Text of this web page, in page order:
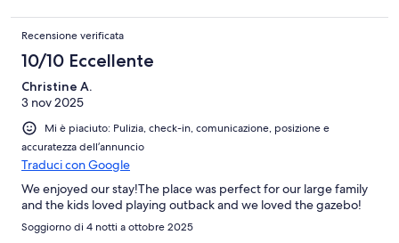
Recensione verificata
10/10 Eccellente
Christine A.
3 nov 2025
Mi è piaciuto: Pulizia, check-in, comunicazione, posizione e
accuratezza dell’annuncio
Traduci con Google
We enjoyed our stay!The place was perfect for our large family
and the kids loved playing outback and we loved the gazebo!
Soggiorno di 4 notti a ottobre 2025